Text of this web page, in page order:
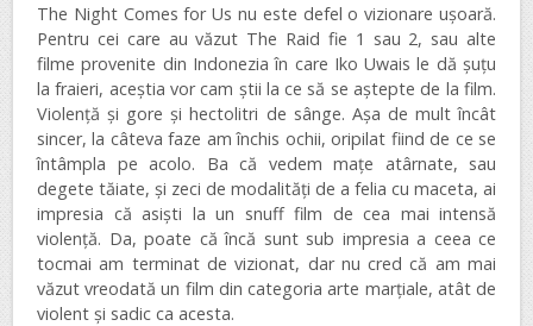
The Night Comes for Us nu este defel o vizionare ușoară.
Pentru cei care au văzut The Raid fie 1 sau 2, sau alte
filme provenite din Indonezia în care Iko Uwais le dă șuțu
la fraieri, aceștia vor cam știi la ce să se aștepte de la film.
Violență și gore și hectolitri de sânge. Așa de mult încât
sincer, la câteva faze am închis ochii, oripilat fiind de ce se
întâmpla pe acolo. Ba că vedem mațe atârnate, sau
degete tăiate, și zeci de modalități de a felia cu maceta, ai
impresia că asiști la un snuff film de cea mai intensă
violență. Da, poate că încă sunt sub impresia a ceea ce
tocmai am terminat de vizionat, dar nu cred că am mai
văzut vreodată un film din categoria arte marțiale, atât de
violent și sadic ca acesta.